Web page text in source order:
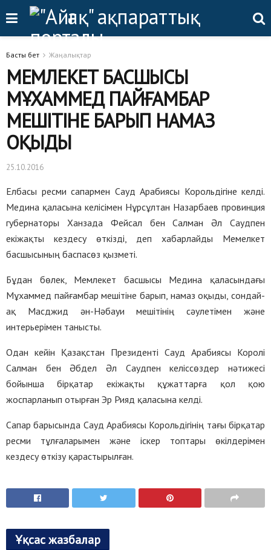
Басты бет Жаңалықтар
МЕМЛЕКЕТ БАСШЫСЫ
МҰХАММЕД ПАЙҒАМБАР
МЕШІТІНЕ БАРЫП НАМАЗ
ОҚЫДЫ
25.10.2016
Елбасы ресми сапармен Сауд Арабиясы Корольдігіне келді.
Медина қаласына келісімен Нұрсұлтан Назарбаев провинция
губернаторы Ханзада Фейсал бен Салман Әл Саудпен
екіжақты кездесу өткізді, деп хабарлайды Мемелкет
басшысының баспасөз қызметі.
Бұдан бөлек, Мемлекет басшысы Медина қаласындағы
Мұхаммед пайғамбар мешітіне барып, намаз оқыды, сондай-
ақ Масджид ән-Нәбауи мешітінің сәулетімен және
интерьерімен танысты.
Одан кейін Қазақстан Президенті Сауд Арабиясы Королі
Салман бен Әбдел Әл Саудпен келіссөздер нәтижесі
бойынша бірқатар екіжақты құжаттарға қол қою
жоспарланып отырған Эр Рияд қаласына келді.
Сапар барысында Сауд Арабиясы Корольдігінің тағы бірқатар
ресми тұлғаларымен және іскер топтары өкілдерімен
кездесу өткізу қарастырылған.
Ұқсас жазбалар